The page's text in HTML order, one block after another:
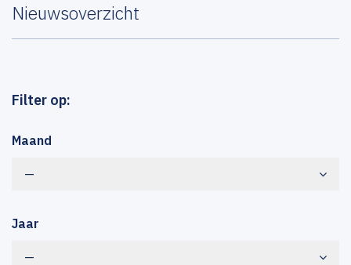
Nieuwsoverzicht
Filter op:
Maand
—
Jaar
—